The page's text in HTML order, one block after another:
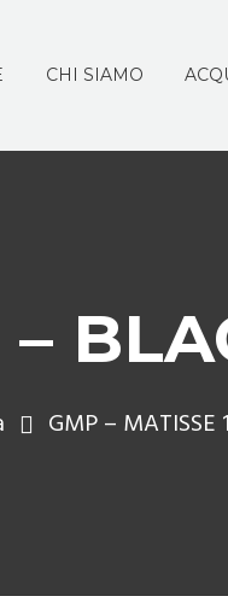
CHI SIAMO
–
GMP – MATISSE